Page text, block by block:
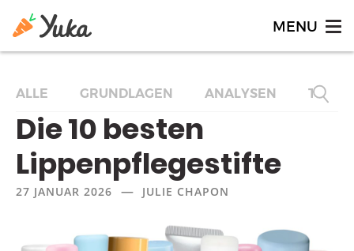
ALLE GRUNDLAGEN ANALYSEN TOP-
Die 10 besten
Lippenpflegestifte
27 JANUAR 2026 — JULIE CHAPON